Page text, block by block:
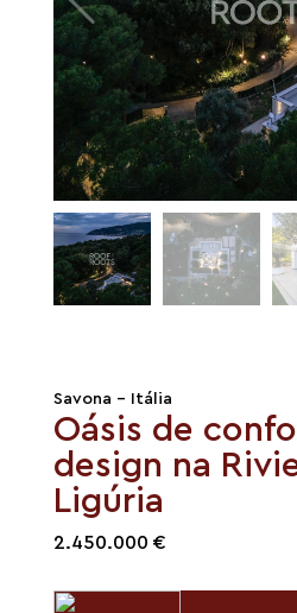
Savona - Itália
Oásis de
design na
Ligúria
2.450.000 €